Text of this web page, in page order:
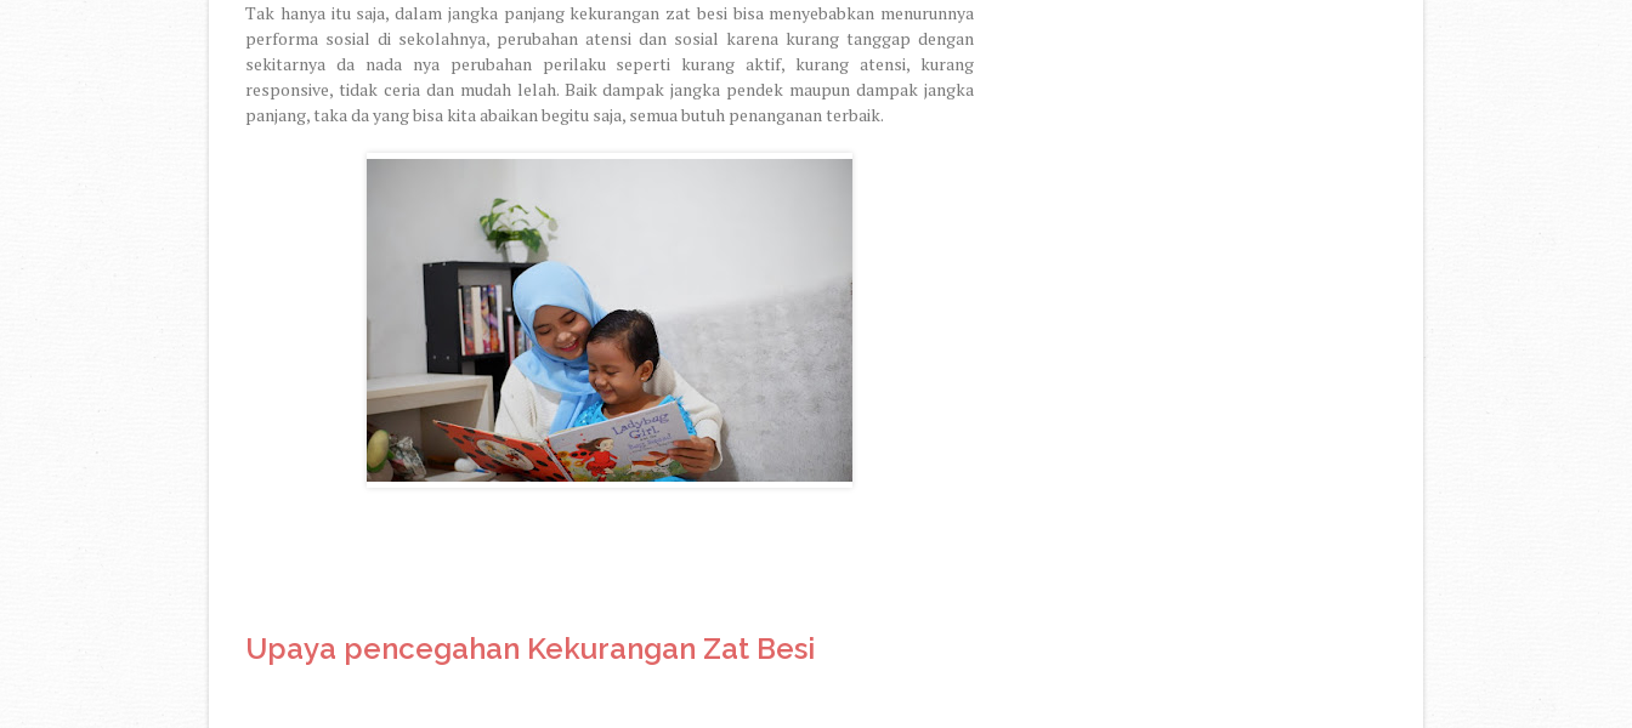
Tak hanya itu saja, dalam jangka panjang kekurangan zat besi bisa menyebabkan menurunnya
performa sosial di sekolahnya, perubahan atensi dan sosial karena kurang tanggap dengan
sekitarnya da nada nya perubahan perilaku seperti kurang aktif, kurang atensi, kurang
responsive, tidak ceria dan mudah lelah. Baik dampak jangka pendek maupun dampak jangka
panjang, taka da yang bisa kita abaikan begitu saja, semua butuh penanganan terbaik.
Upaya pencegahan Kekurangan Zat Besi